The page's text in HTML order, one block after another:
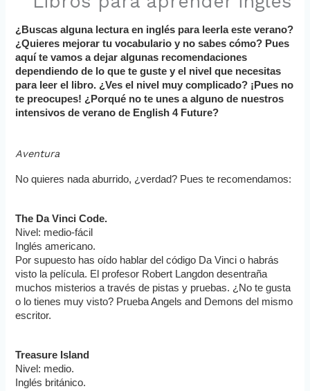
¿Buscas alguna lectura en inglés para leerla este verano?
¿Quieres mejorar tu vocabulario y no sabes cómo? Pues
aquí te vamos a dejar algunas recomendaciones
dependiendo de lo que te guste y el nivel que necesitas
para leer el libro. ¿Ves el nivel muy complicado? ¡Pues no
te preocupes! ¿Porqué no te unes a alguno de nuestros
intensivos de verano de English 4 Future?
Aventura
No quieres nada aburrido, ¿verdad? Pues te recomendamos:
The Da Vinci Code.
Nivel: medio-fácil
Inglés americano.
Por supuesto has oído hablar del código Da Vinci o habrás
visto la película. El profesor Robert Langdon desentraña
muchos misterios a través de pistas y pruebas. ¿No te gusta
o lo tienes muy visto? Prueba Angels and Demons del mismo
escritor.
Treasure Island
Nivel: medio.
Inglés británico.